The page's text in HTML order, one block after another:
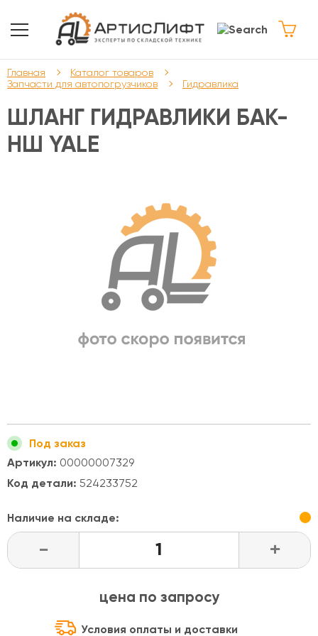
Главная
Каталог товаров
Запчасти для автопогрузчиков
Гидравлика
ШЛАНГ ГИДРАВЛИКИ БАК-
НШ YALE
Под заказ
Артикул: 00000007329
Код детали: 524233752
Наличие на складе:
- +
цена по запросу
Условия оплаты и доставки